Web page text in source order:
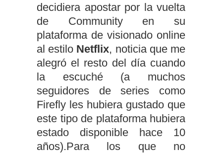
decidiera apostar por la vuelta
de Community en su
plataforma de visionado online
al estilo Netflix, noticia que me
alegró el resto del día cuando
la escuché (a muchos
seguidores de series como
Firefly les hubiera gustado que
este tipo de plataforma hubiera
estado disponible hace 10
años).Para los que no